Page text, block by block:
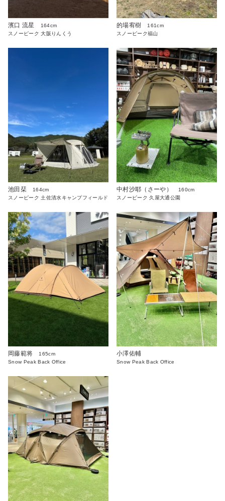
濱口 流星
164cm
スノーピーク 大阪りんくう
的場宥樹
161cm
スノーピーク福山
池田栞
164cm
スノーピーク 土佐清水キャンプフィールド
中村沙耶（さーや）
160cm
スノーピーク 久屋大通公園
岡藤範将
165cm
Snow Peak Back Office
小澤佑輔
Snow Peak Back Office